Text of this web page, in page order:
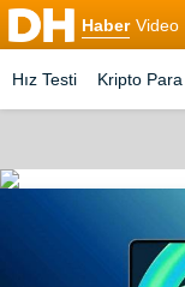
Haber Video
Hız Testi Kripto Para